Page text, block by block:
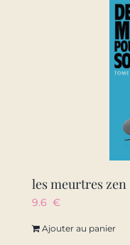
9.6 €
Ajouter au panier